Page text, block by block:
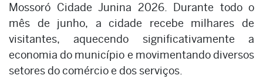
Mossoró Cidade Junina 2026. Durante todo o
mês de junho, a cidade recebe milhares de
visitantes, aquecendo significativamente a
economia do município e movimentando diversos
setores do comércio e dos serviços.